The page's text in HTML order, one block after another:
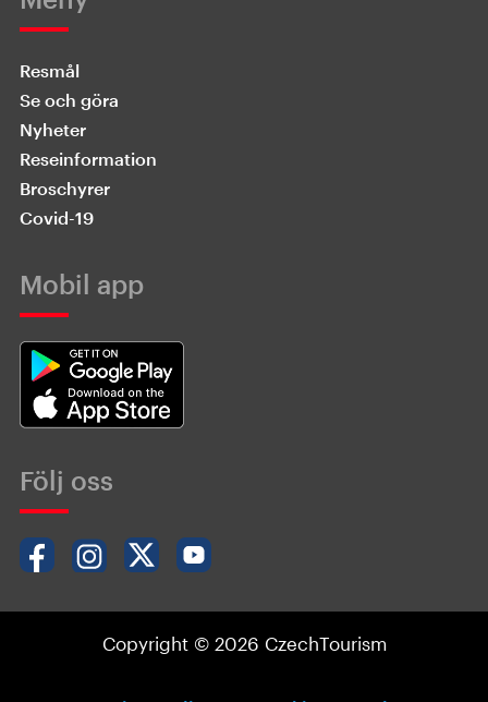
Resmål
Se och göra
Nyheter
Reseinformation
Broschyrer
Covid-19
Mobil app
Följ oss
Copyright © 2026 CzechTourism